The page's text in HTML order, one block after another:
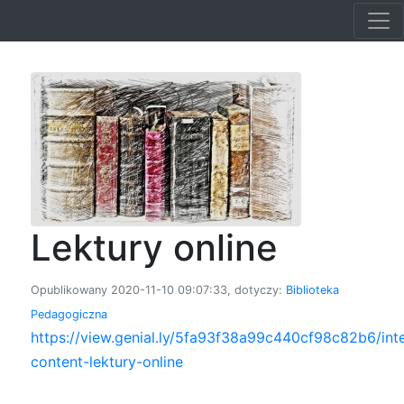
Lektury online
Opublikowany 2020-11-10 09:07:33, dotyczy: Biblioteka
Pedagogiczna
https://view.genial.ly/5fa93f38a99c440cf98c82b6/
content-lektury-online